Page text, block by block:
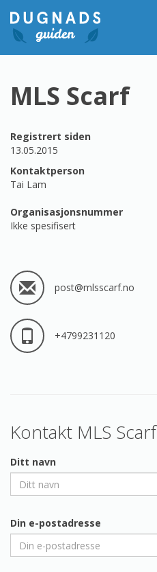
innholdet
MLS Scarf
Registrert siden
13.05.2015
Kontaktperson
Tai Lam
Organisasjonsnummer
Ikke spesifisert
post@mlsscarf.no
+4799231120
Kontakt MLS Scarf
Ditt navn
Din e-postadresse